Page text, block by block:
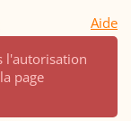
Aide
l'autorisation
page